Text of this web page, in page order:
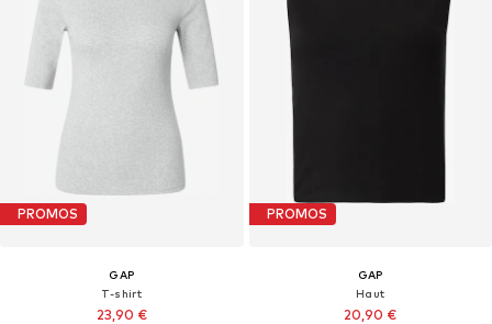
PROMOS
GAP
T-shirt
23,90 €
PROMOS
GAP
Haut
20,90 €